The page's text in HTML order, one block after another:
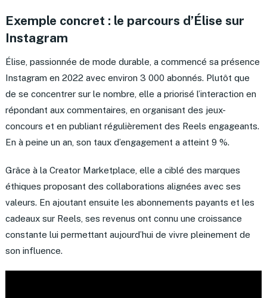
Exemple concret : le parcours d’Élise sur
Instagram
Élise, passionnée de mode durable, a commencé sa présence
Instagram en 2022 avec environ 3 000 abonnés. Plutôt que
de se concentrer sur le nombre, elle a priorisé l’interaction en
répondant aux commentaires, en organisant des jeux-
concours et en publiant régulièrement des Reels engageants.
En à peine un an, son taux d’engagement a atteint 9 %.
Grâce à la Creator Marketplace, elle a ciblé des marques
éthiques proposant des collaborations alignées avec ses
valeurs. En ajoutant ensuite les abonnements payants et les
cadeaux sur Reels, ses revenus ont connu une croissance
constante lui permettant aujourd’hui de vivre pleinement de
son influence.